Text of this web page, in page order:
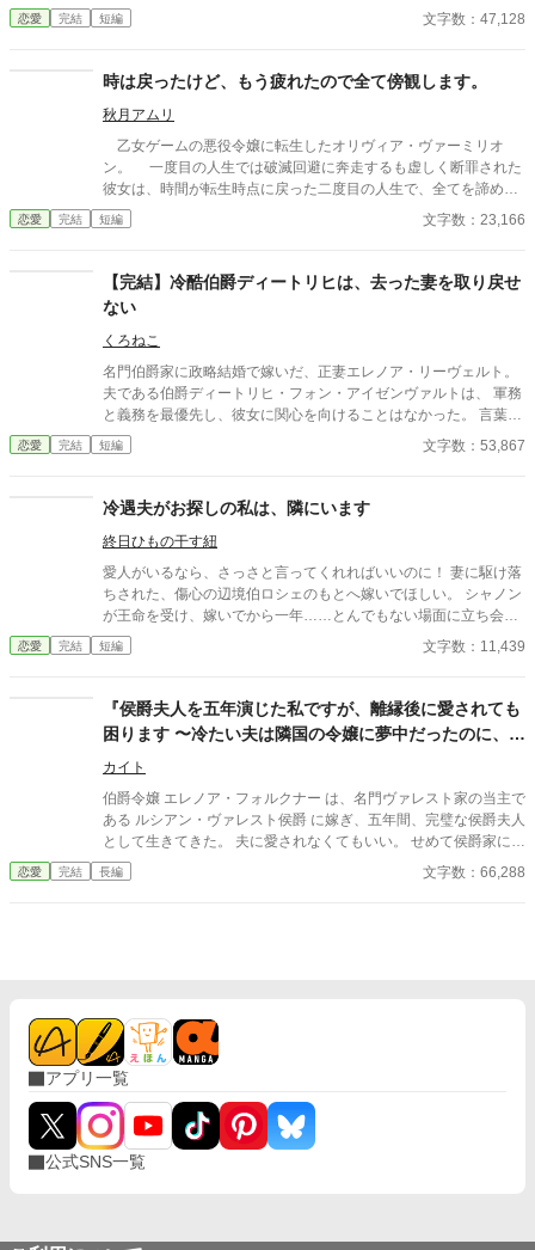
う」内の「名も無き恋の物語【短編集】」「君と甘い一日を」よ
り抜粋したものです。 2022/9/5 隣国の王太子の話【王太子は、婚
お願いしますm(_ _ )m
恋愛 完結 短編 文字数：47,128
時は戻ったけど、もう疲れたので全て傍観します。
秋月アムリ
乙女ゲームの悪役令嬢に転生したオリヴィア・ヴァーミリオ
ン。 一度目の人生では破滅回避に奔走するも虚しく断罪された
彼女は、時間が転生時点に戻った二度目の人生で、全てを諦めて
いた。 もう疲れた。どうせ無駄なら、せめて断罪の日まで穏や
かに眠って過ごしたい──そう願い、積極的に引きこもり傍観を決
者・セドリック王子が、なぜか彼女に献身的な優しさを見せ、
「今度こそ、私が君を守る」と誓うのだ。 運命に抗う気力さえ
失った令嬢が、思いがけない波乱に巻き込まれていく。全てを諦
めたはずの人生で、彼女を待ち受ける未来とは──
恋愛 完結 短編 文字数：23,166
【完結】冷酷伯爵ディートリヒは、去った妻を取り戻せ
ない
くろねこ
名門伯爵家に政略結婚で嫁いだ、正妻エレノア・リーヴェルト。
夫である伯爵ディートリヒ・フォン・アイゼンヴァルトは、 軍務
と義務を最優先し、彼女に関心を向けることはなかった。 言葉
も、視線も、愛情も与えられない日々。それでも伯爵夫人として
尽くし続けたエレノアは、ある一言をきっかけに、静かに伯爵家
ほど多くのものを、彼女から与えられていたのかを。 一方、エレ
ノアは新たな地でその才覚と人柄を評価され、 「必要とされる存
在」として歩き始めていた。 去った妻を想い、今さら後悔する冷
酷伯爵。前を向いて生きる正妻令嬢。 これは、失ってから愛に気
づいた男と、 二度と戻らないかもしれない夫婦の物語。 ――今さ
ら、遅いのです。
恋愛 完結 短編 文字数：53,867
冷遇夫がお探しの私は、隣にいます
終日ひもの干す紐
愛人がいるなら、さっさと言ってくれればいいのに！ 妻に駆け落
ちされた、傷心の辺境伯ロシェのもとへ嫁いでほしい。 シャノン
が王命を受け、嫁いでから一年……とんでもない場面に立ち会っ
てしまう。 「サフィール……またそんなふうに僕を見つめて、か
わいいね」 シャノンには冷たいの夫の、甘ったるい囁き。 扉の向
沸々と湧き上がる怒りを、ロシェの愛猫『アンブル』に愚痴っ
た。 まさかそれが、こんなことになるなんて！ 目が覚めると『ア
ンブル』になっていたシャノン。 猫の姿に向けられる夫からの愛
情。 夫ロシェの“本当の姿”を垣間見たシャノンは……？ ＊ ＊
＊ 他のサイトにも投稿しています。
恋愛 完結 短編 文字数：11,439
『侯爵夫人を五年演じた私ですが、離縁後に愛されても
困ります 〜冷たい夫は隣国の令嬢に夢中だったのに、今
さら執着されてももう遅いです〜』
カイト
伯爵令嬢 エレノア・フォルクナー は、名門ヴァレスト家の当主で
ある ルシアン・ヴァレスト侯爵 に嫁ぎ、五年間、完璧な侯爵夫人
として生きてきた。 夫に愛されなくてもいい。 せめて侯爵家にふ
さわしい妻であろう——そう自分に言い聞かせながら。 ルシアン
はいつも冷静で無口だった。 優しい言葉をかけられたことも、名
ノアはすべて飲み込み、微笑み続けた。 だが、心が完全に擦り切
れた五年目の冬。 彼女はついに決断する。 「離縁してください、
ルシアン様」 差し出した離縁届に、ルシアンは一切引き留めるこ
となく署名した。 これで終わり。 もう、期待しなくていい。 そ
う思って王都を去ろうとした、その翌朝—— 「エレノア、待
て！」 背後から響いたのは、五年間、一度も聞いたことのない
声。 初めて、彼が自分の名前を呼んだのだ。 「……愛している。
恋愛 完結 長編 文字数：66,288
アプリ一覧
公式SNS一覧